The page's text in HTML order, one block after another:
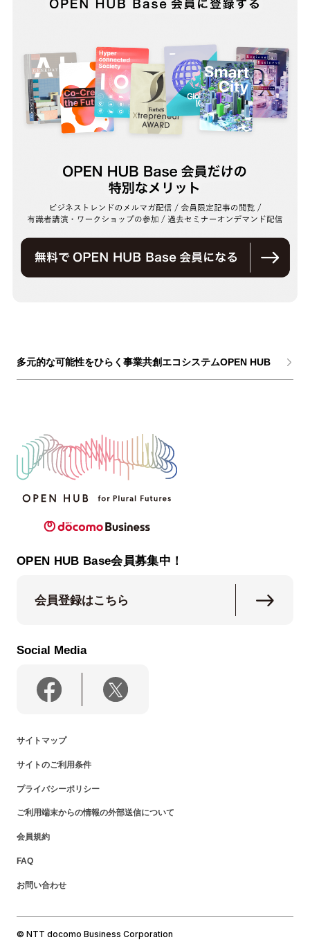
多元的な可能性をひらく事業共創エコシステムOPEN HUB
OPEN HUB Base会員募集中！
会員登録はこちら
Social Media
サイトマップ
サイトのご利用条件
プライバシーポリシー
ご利用端末からの情報の外部送信について
会員規約
FAQ
お問い合わせ
© NTT docomo Business Corporation